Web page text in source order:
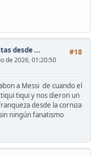
#18
desde ...
de 2026, 01:20:50
a Messi de cuando el
tiqui y nos dieron un
desde la corniza
ningún fanatismo